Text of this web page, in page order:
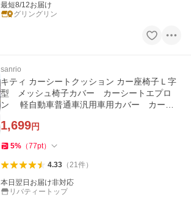
最短8/12お届け
グリングリン
sanrio
キティ カーシートクッション カー座椅子Ｌ字
型 メッシュ椅子カバー カーシートエプロ
ン 軽自動車普通車汎用車用カバー カーザ
1,699円
5% （77pt）
4.33（21件）
本日翌日お届け非対応
リバティートップ